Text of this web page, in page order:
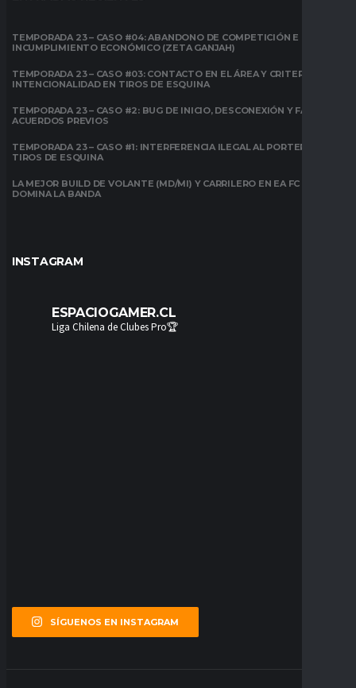
TEMPORADA 23 – CASO #04: ABANDONO DE COMPETICIÓN E
INCUMPLIMIENTO ECONÓMICO (ZETA GANJAH)
TEMPORADA 23 – CASO #03: CONTACTO EN EL ÁREA Y CRITERIO DE
INTENCIONALIDAD EN TIROS DE ESQUINA
TEMPORADA 23 – CASO #2: BUG DE INICIO, DESCONEXIÓN Y FALTA DE
ACUERDOS PREVIOS
TEMPORADA 23 – CASO #1: INTERFERENCIA ILEGAL AL PORTERO EN
TIROS DE ESQUINA
LA MEJOR BUILD DE VOLANTE (MD/MI) Y CARRILERO EN EA FC 26:
DOMINA LA BANDA
INSTAGRAM
ESPACIOGAMER.CL
Liga Chilena de Clubes Pro🏆
SÍGUENOS EN INSTAGRAM